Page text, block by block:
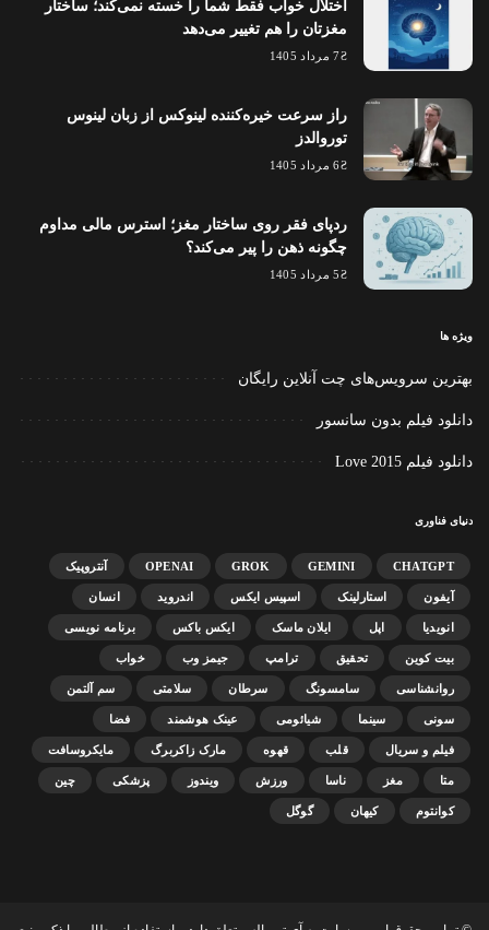
اختلال خواب فقط شما را خسته نمی‌کند؛ ساختار
مغزتان را هم تغییر می‌دهد
7 مرداد 1405
راز سرعت خیره‌کننده لینوکس از زبان لینوس
توروالدز
6 مرداد 1405
ردپای فقر روی ساختار مغز؛ استرس مالی مداوم
چگونه ذهن را پیر می‌کند؟
5 مرداد 1405
ویژه ها
بهترین سرویس‌های چت آنلاین رایگان
دانلود فیلم بدون سانسور
دانلود فیلم Love 2015
دنیای فناوری
CHATGPT
GEMINI
GROK
OPENAI آنتروپیک
آیفون استارلینک اسپیس ایکس اندروید انسان
انویدیا اپل ایلان ماسک ایکس باکس برنامه نویسی
بیت کوین تحقیق ترامپ جیمز وب خواب
روانشناسی سامسونگ سرطان سلامتی سم آلتمن
سونی سینما شیائومی عینک هوشمند فضا
فیلم و سریال قلب قهوه مارک زاکربرگ مایکروسافت
متا مغز ناسا ورزش ویندوز پزشکی چین
کوانتوم کیهان گوگل